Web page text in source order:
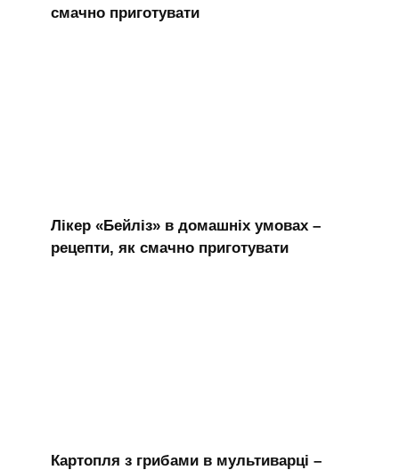
смачно приготувати
Лікер «Бейліз» в домашніх умовах –
рецепти, як смачно приготувати
Картопля з грибами в мультиварці –